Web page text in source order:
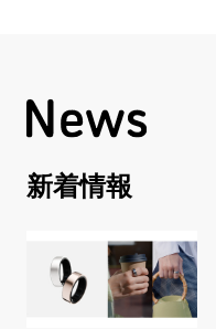
新着情報